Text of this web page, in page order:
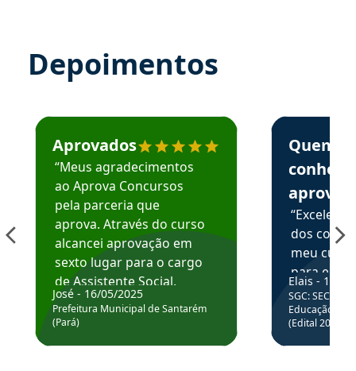
Depoimentos
Estudante José recomenda o Aprova Concursos em
Aprovados
“Meus agradecimentos
ao Aprova Concursos
pela parceria que
aprova. Através do curso
alcancei aprovação em
sexto lugar para o cargo
de Assistente Social.
Hoje estou atuando na
Prefeitura de Santarém.
José - 16/05/2025
Prefeitura Municipal de Santarém
(Pará)
Estudante
Quem
aprova
dos
meu
para
colocar
através
de
Elais - 15/
SGC: SEC BA
Educação
(Edital